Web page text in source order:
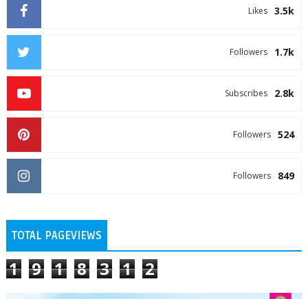
3.5k
Likes
1.7k
Followers
2.8k
Subscribes
524
Followers
849
Followers
TOTAL PAGEVIEWS
1 9 1 8 3 1 2